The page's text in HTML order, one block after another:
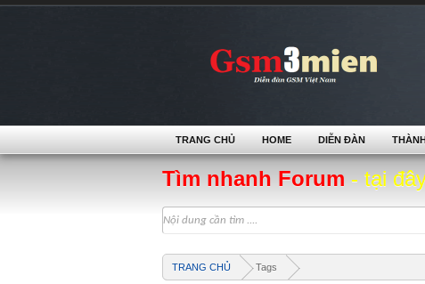
Tìm nhanh Forum - tại
TRANG CHỦ Tags
TRANG CHỦ HOME DIỄN ĐÀN